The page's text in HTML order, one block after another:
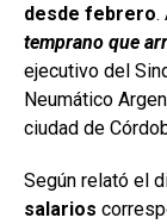
desde febrero.
temprano que
ejecutivo del
Neumático
ciudad de
Según relató el
salarios